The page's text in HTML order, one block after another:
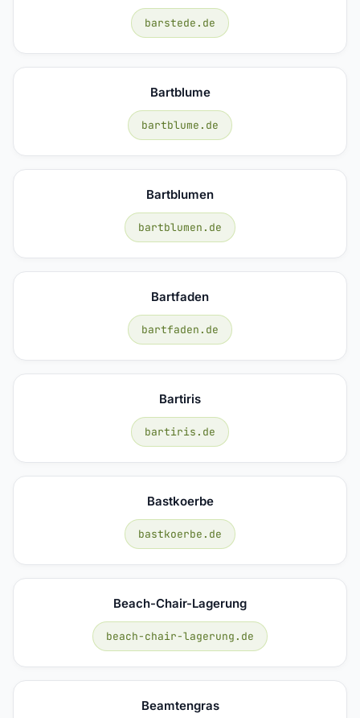
barstede.de
Bartblume
bartblume.de
Bartblumen
bartblumen.de
Bartfaden
bartfaden.de
Bartiris
bartiris.de
Bastkoerbe
bastkoerbe.de
Beach-Chair-Lagerung
beach-chair-lagerung.de
Beamtengras